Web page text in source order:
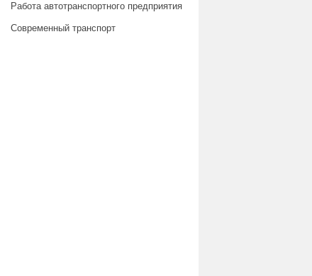
Работа автотранспортного предприятия
Современный транспорт